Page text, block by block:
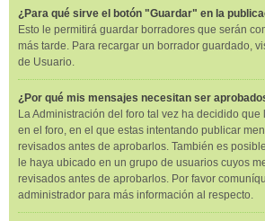
¿Para qué sirve el botón "Guardar" en la
Esto le permitirá guardar borradores que serán
más tarde. Para recargar un borrador guardado,
de Usuario.
¿Por qué mis mensajes necesitan ser
La Administración del foro tal vez ha decidido
en el foro, en el que estas intentando publicar
revisados antes de aprobarlos. También es
le haya ubicado en un grupo de usuarios cuyos
revisados antes de aprobarlos. Por favor
administrador para más información al respecto.